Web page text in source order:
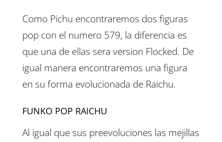
Como Pichu encontraremos dos figuras
pop con el numero 579, la diferencia es
que una de ellas sera version Flocked. De
igual manera encontraremos una figura
en su forma evolucionada de Raichu.
FUNKO POP RAICHU
Al igual que sus preevoluciones las mejillas